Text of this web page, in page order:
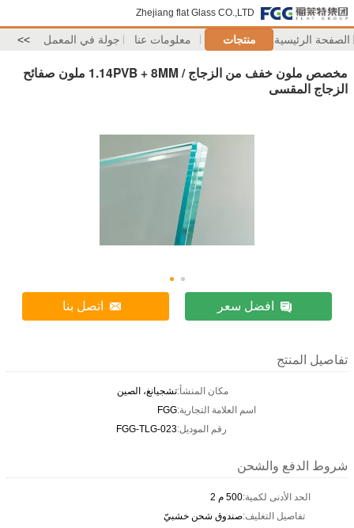
Zhejiang flat Glass CO.,LTD
الصفحة الرئيسية منتجات معلومات عنا جولة في المعمل >>
مخصص ملون خفف من الزجاج / 1.14PVB + 8MM ملون صفائح
الزجاج المقسى
افضل سعر اتصل بنا
تفاصيل المنتج
مكان المنشأ:تشجيانغ، الصين
اسم العلامة التجارية:FGG
رقم الموديل:FGG-TLG-023
شروط الدفع والشحن
الحد الأدنى لكمية:500 م 2
تفاصيل التغليف:صندوق شحن خشبيّ